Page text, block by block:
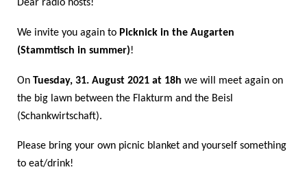
Dear radio hosts!
We invite you again to Picknick in the Augarten
(Stammtisch in summer)!
On Tuesday, 31. August 2021 at 18h wewill meet again on
the big lawn between the Flakturm and the Beisl
(Schankwirtschaft).
Please bring your own picnic blanket and yourself something
to eat/drink!